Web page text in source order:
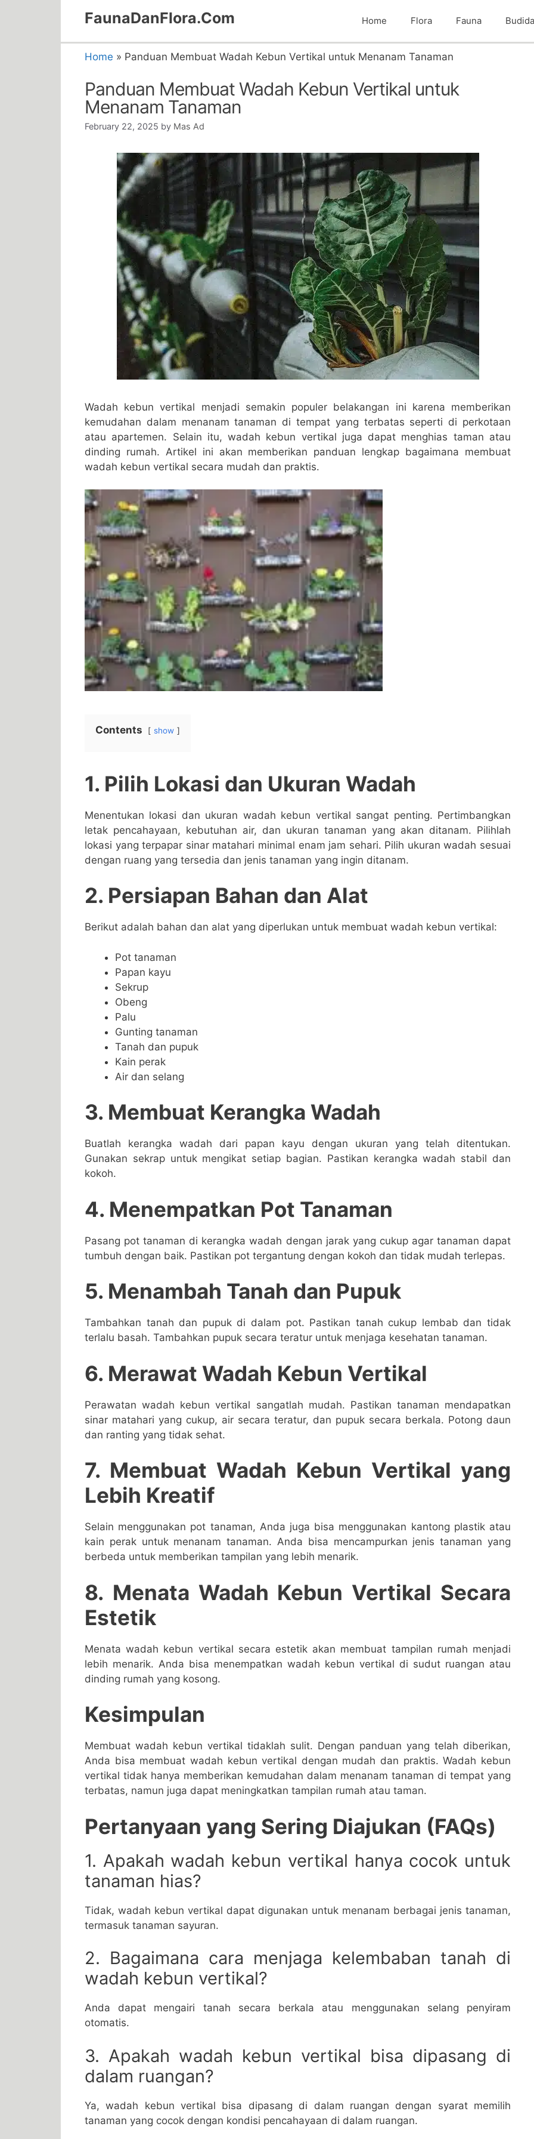
FaunaDanFlora.Com Home Flora Fauna
Home » Panduan Membuat Wadah Kebun Vertikal untuk Menanam Tanaman
Panduan Membuat Wadah Kebun Vertikal untuk
Menanam Tanaman
February 22, 2025 by Mas Ad
Wadah kebun vertikal menjadi semakin populer belakangan ini karena memberikan
kemudahan dalam menanam tanaman di tempat yang terbatas seperti di perkotaan
atau apartemen. Selain itu, wadah kebun vertikal juga dapat menghias taman atau
dinding rumah. Artikel ini akan memberikan panduan lengkap bagaimana membuat
wadah kebun vertikal secara mudah dan praktis.
Contents show
1. Pilih Lokasi dan Ukuran Wadah
Menentukan lokasi dan ukuran wadah kebun vertikal sangat penting. Pertimbangkan
letak pencahayaan, kebutuhan air, dan ukuran tanaman yang akan ditanam. Pilihlah
lokasi yang terpapar sinar matahari minimal enam jam sehari. Pilih ukuran wadah sesuai
dengan ruang yang tersedia dan jenis tanaman yang ingin ditanam.
2. Persiapan Bahan dan Alat
Berikut adalah bahan dan alat yang diperlukan untuk membuat wadah kebun vertikal:
Pot tanaman
Papan kayu
Sekrup
Obeng
Palu
Gunting tanaman
Tanah dan pupuk
Kain perak
Air dan selang
3. Membuat Kerangka Wadah
Buatlah kerangka wadah dari papan kayu dengan ukuran yang telah ditentukan.
Gunakan sekrap untuk mengikat setiap bagian. Pastikan kerangka wadah stabil dan
kokoh.
4. Menempatkan Pot Tanaman
Pasang pot tanaman di kerangka wadah dengan jarak yang cukup agar tanaman dapat
tumbuh dengan baik. Pastikan pot tergantung dengan kokoh dan tidak mudah terlepas.
5. Menambah Tanah dan Pupuk
Tambahkan tanah dan pupuk di dalam pot. Pastikan tanah cukup lembab dan tidak
terlalu basah. Tambahkan pupuk secara teratur untuk menjaga kesehatan tanaman.
6. Merawat Wadah Kebun Vertikal
Perawatan wadah kebun vertikal sangatlah mudah. Pastikan tanaman mendapatkan
sinar matahari yang cukup, air secara teratur, dan pupuk secara berkala. Potong daun
dan ranting yang tidak sehat.
7. Membuat Wadah Kebun Vertikal yang
Lebih Kreatif
Selain menggunakan pot tanaman, Anda juga bisa menggunakan kantong plastik atau
kain perak untuk menanam tanaman. Anda bisa mencampurkan jenis tanaman yang
berbeda untuk memberikan tampilan yang lebih menarik.
8. Menata Wadah Kebun Vertikal Secara
Estetik
Menata wadah kebun vertikal secara estetik akan membuat tampilan rumah menjadi
lebih menarik. Anda bisa menempatkan wadah kebun vertikal di sudut ruangan atau
dinding rumah yang kosong.
Kesimpulan
Membuat wadah kebun vertikal tidaklah sulit. Dengan panduan yang telah diberikan,
Anda bisa membuat wadah kebun vertikal dengan mudah dan praktis. Wadah kebun
vertikal tidak hanya memberikan kemudahan dalam menanam tanaman di tempat yang
terbatas, namun juga dapat meningkatkan tampilan rumah atau taman.
Pertanyaan yang Sering Diajukan (FAQs)
1. Apakah wadah kebun vertikal hanya cocok untuk
tanaman hias?
Tidak, wadah kebun vertikal dapat digunakan untuk menanam berbagai jenis tanaman,
termasuk tanaman sayuran.
2. Bagaimana cara menjaga kelembaban tanah di
wadah kebun vertikal?
Anda dapat mengairi tanah secara berkala atau menggunakan selang penyiram
otomatis.
3. Apakah wadah kebun vertikal bisa dipasang di
dalam ruangan?
Ya, wadah kebun vertikal bisa dipasang di dalam ruangan dengan syarat memilih
tanaman yang cocok dengan kondisi pencahayaan di dalam ruangan.